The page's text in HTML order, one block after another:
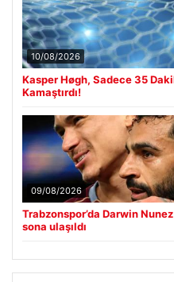
10/08/2026
Kasper Høgh, Sadece 35
Kamaştırdı!
09/08/2026
Trabzonspor’da Darwin
sona ulaşıldı